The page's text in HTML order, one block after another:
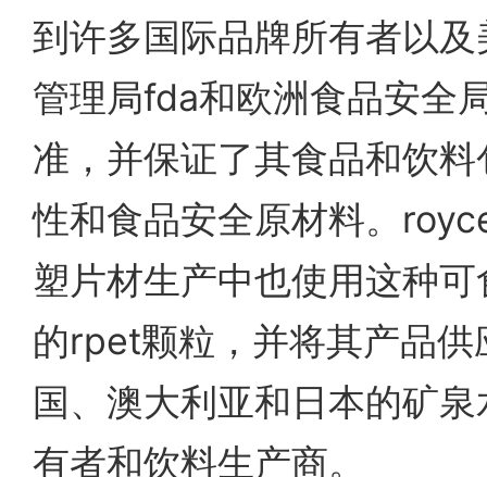
到许多国际品牌所有者以
管理局fda和欧洲食品安全
准，并保证了其食品和饮
性和食品安全原材料。
塑片材生产中也使用这种
的rpet颗粒，并将其产品供
国、澳大利亚和日本的矿
有者和饮料生产商。